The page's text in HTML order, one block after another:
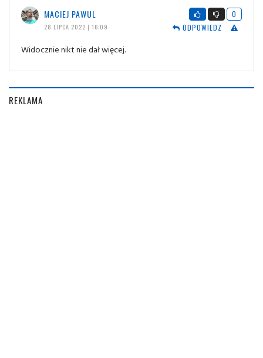
MACIEJ PAWUL
28 LIPCA 2022 | 16:09
0
ODPOWIEDZ
Widocznie nikt nie dał więcej.
REKLAMA